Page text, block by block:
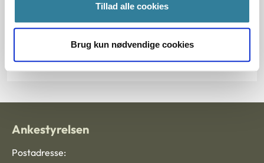
Tillad alle cookies
Brug kun nødvendige cookies
200327-97200397-97
Ankestyrelsen
Postadresse: